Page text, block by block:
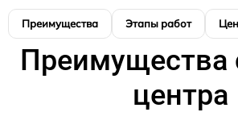
Преимущества Этапы работ
Преимущества
центра